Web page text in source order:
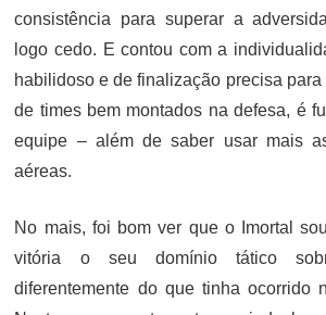
consistência para superar a
logo cedo. E contou com a
habilidoso e de finalização precisa para
de times bem montados na defesa, é
equipe – além de saber usar mais
aéreas.
No mais, foi bom ver que o Imortal
vitória o seu domínio tático
diferentemente do que tinha ocorrido